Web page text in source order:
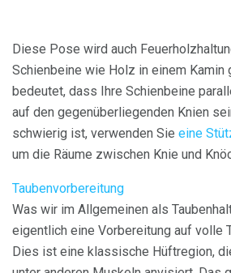
Diese Pose wird auch
Schienbeine wie Holz in einem
bedeutet, dass Ihre Schienbeine
auf den gegenüberliegenden Knien
schwierig ist, verwenden Sie eine
um die Räume zwischen Knie und
Taubenvorbereitung
Was wir im Allgemeinen als
eigentlich eine Vorbereitung auf volle
Dies ist eine klassische Hüftregion,